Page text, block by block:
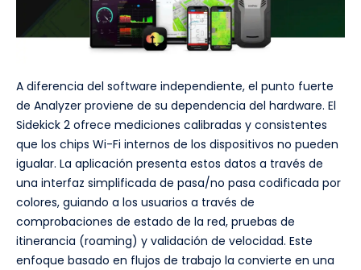
A diferencia del software independiente, el punto fuerte
de Analyzer proviene de su dependencia del hardware. El
Sidekick 2 ofrece mediciones calibradas y consistentes
que los chips Wi-Fi internos de los dispositivos no pueden
igualar. La aplicación presenta estos datos a través de
una interfaz simplificada de pasa/no pasa codificada por
colores, guiando a los usuarios a través de
comprobaciones de estado de la red, pruebas de
itinerancia (roaming) y validación de velocidad. Este
enfoque basado en flujos de trabajo la convierte en una